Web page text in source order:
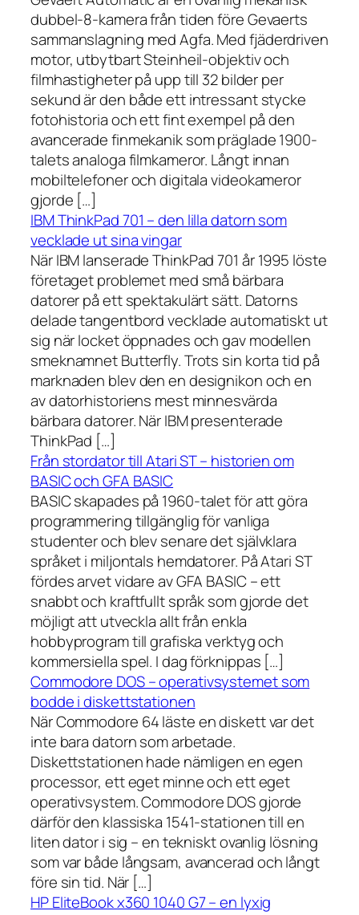
dubbel-8-kamera från tiden före Gevaerts
sammanslagning med Agfa. Med fjäderdriven
motor, utbytbart Steinheil-objektiv och
filmhastigheter på upp till 32 bilder per
sekund är den både ett intressant stycke
fotohistoria och ett fint exempel på den
avancerade finmekanik som präglade 1900-
talets analoga filmkameror. Långt innan
mobiltelefoner och digitala videokameror
gjorde […]
IBM ThinkPad 701 – den lilla datorn som
vecklade ut sina vingar
När IBM lanserade ThinkPad 701 år 1995 löste
företaget problemet med små bärbara
datorer på ett spektakulärt sätt. Datorns
delade tangentbord vecklade automatiskt ut
sig när locket öppnades och gav modellen
smeknamnet Butterfly. Trots sin korta tid på
marknaden blev den en designikon och en
av datorhistoriens mest minnesvärda
bärbara datorer. När IBM presenterade
ThinkPad […]
Från stordator till Atari ST – historien om
BASIC och GFA BASIC
BASIC skapades på 1960-talet för att göra
programmering tillgänglig för vanliga
studenter och blev senare det självklara
språket i miljontals hemdatorer. På Atari ST
fördes arvet vidare av GFA BASIC – ett
snabbt och kraftfullt språk som gjorde det
möjligt att utveckla allt från enkla
hobbyprogram till grafiska verktyg och
kommersiella spel. I dag förknippas […]
Commodore DOS – operativsystemet som
bodde i diskettstationen
När Commodore 64 läste en diskett var det
inte bara datorn som arbetade.
Diskettstationen hade nämligen en egen
processor, ett eget minne och ett eget
operativsystem. Commodore DOS gjorde
därför den klassiska 1541-stationen till en
liten dator i sig – en tekniskt ovanlig lösning
som var både långsam, avancerad och långt
före sin tid. När […]
HP EliteBook x360 1040 G7 – en lyxig